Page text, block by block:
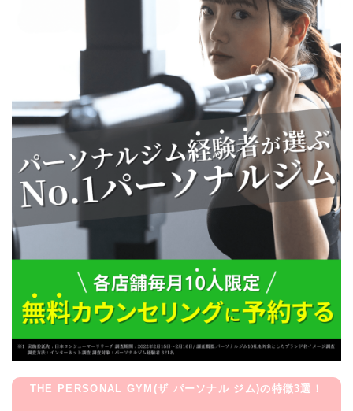
THE PERSONAL GYM(ザ パーソナル ジム)の特徴3選！